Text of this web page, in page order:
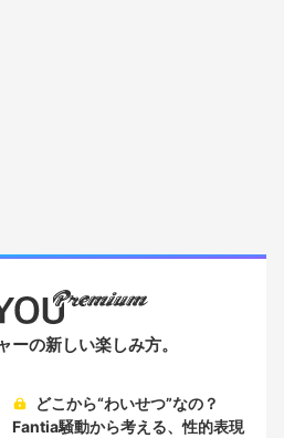
ーの新しい楽しみ方。
Fantia騒動から考える、性的表現